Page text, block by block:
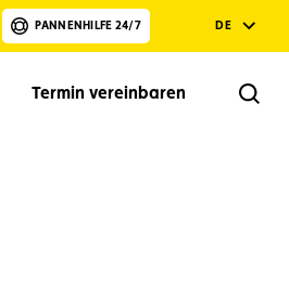
PANNENHILFE 24/7 DE
Termin vereinbaren